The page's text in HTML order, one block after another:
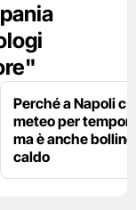
Perché a Napoli
meteo per
ma è anche
caldo